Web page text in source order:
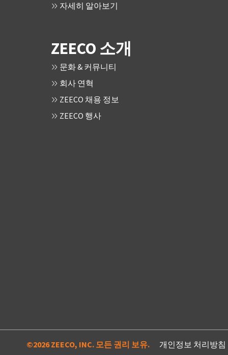
자세히 알아보기
ZEECO 소개
문화 & 커뮤니티
회사 연혁
ZEECO 채용 정보
ZEECO 행사
©2026 ZEECO, INC. 모든 권리 보유. 개인정보 처리방침